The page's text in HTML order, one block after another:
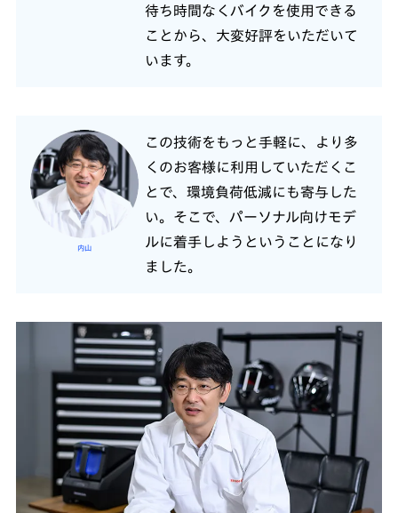
待ち時間なくバイクを使用できる
ことから、大変好評をいただいて
います。
内山
この技術をもっと手軽に、より多
くのお客様に利用していただくこ
とで、環境負荷低減にも寄与した
い。そこで、パーソナル向けモデ
ルに着手しようということになり
ました。